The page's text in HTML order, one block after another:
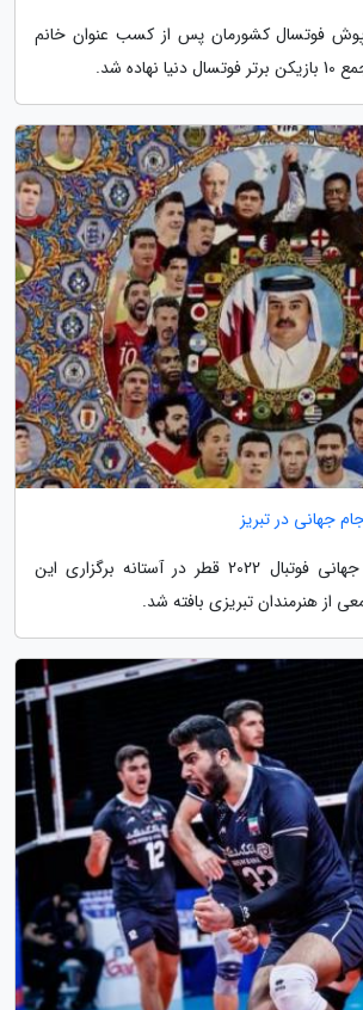
پوش فوتسال کشورمان پس از کسب عنوان خانم
شد.
فرش 6 ضلعی جام جهانی فوتبال 2022 قطر در آستانه برگزاری این
از هنرمندان تبریزی بافته شد.